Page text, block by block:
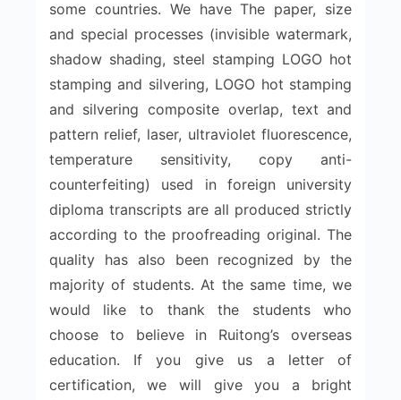
some countries. We have The paper, size
and special processes (invisible watermark,
shadow shading, steel stamping LOGO hot
stamping and silvering, LOGO hot stamping
and silvering composite overlap, text and
pattern relief, laser, ultraviolet fluorescence,
temperature sensitivity, copy anti-
counterfeiting) used in foreign university
diploma transcripts are all produced strictly
according to the proofreading original. The
quality has also been recognized by the
majority of students. At the same time, we
would like to thank the students who
choose to believe in Ruitong’s overseas
education. If you give us a letter of
certification, we will give you a bright